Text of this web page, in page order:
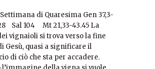
di Quaresima Gen 37,3-
28 Sal 104 Mt 21,33-43.45 La
vignaioli si trova verso la fine
Gesù, quasi a significare il
di ciò che sta per accadere.